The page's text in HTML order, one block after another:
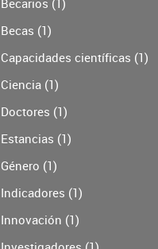
Becarios (1)
Becas (1)
Capacidades científicas (1)
Ciencia (1)
Doctores (1)
Estancias (1)
Género (1)
Indicadores (1)
Innovación (1)